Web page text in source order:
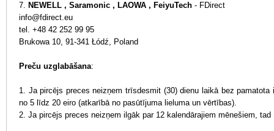
7. NEWELL , Saramonic , LAOWA , FeiyuTech - FDirect
info@fdirect.eu
tel. +48 42 252 99 95
Brukowa 10, 91-341 Łódź, Poland
Preču uzglabāšana:
1. Ja pircējs preces neizņem trīsdesmit (30) dienu laikā bez
no 5 līdz 20 eiro (atkarībā no pasūtījuma lieluma un vērtības).
2. Ja pircējs preces neizņem ilgāk par 12 kalendārajiem mēnešiem,